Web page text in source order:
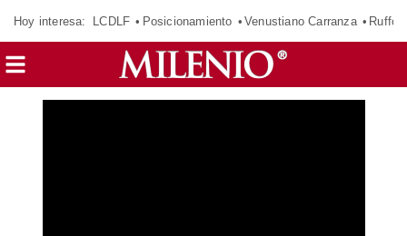
Hoy interesa: LCDLF Posicionamiento Venustiano Carranza Ruffo